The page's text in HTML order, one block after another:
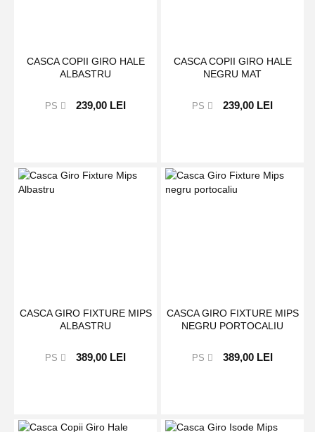
CASCA COPII GIRO HALE
ALBASTRU
PS 239,00 LEI
CASCA COPII GIRO HALE
NEGRU MAT
PS 239,00 LEI
CASCA GIRO FIXTURE MIPS
ALBASTRU
PS 389,00 LEI
CASCA GIRO FIXTURE MIPS
NEGRU PORTOCALIU
PS 389,00 LEI